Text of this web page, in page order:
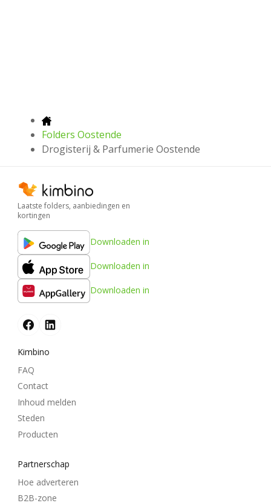
Folders Oostende
Drogisterij & Parfumerie Oostende
Laatste folders, aanbiedingen en
kortingen
Downloaden in
Downloaden in
Downloaden in
Kimbino
FAQ
Contact
Inhoud melden
Steden
Producten
Partnerschap
Hoe adverteren
B2B-zone